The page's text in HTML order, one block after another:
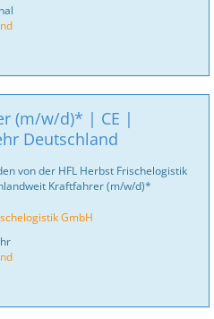
(m/w/d)* | CE |
Deutschland
von der HFL Herbst Frischelogistik
Kraftfahrer (m/w/d)*
GmbH